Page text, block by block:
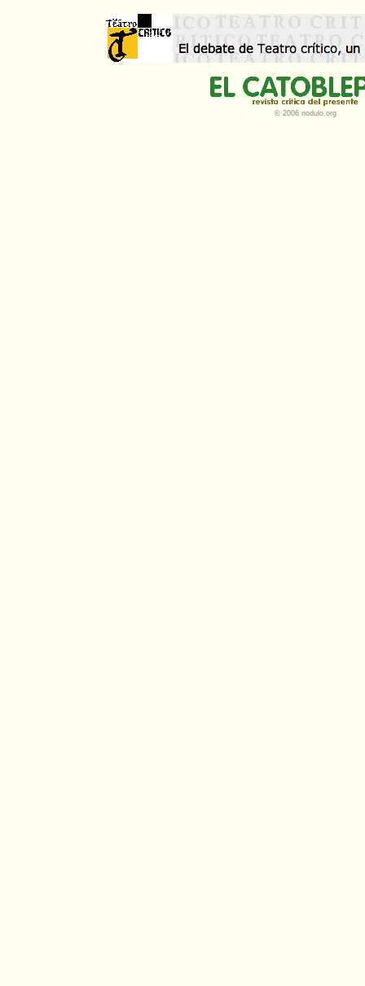
© 2006 nodulo.org